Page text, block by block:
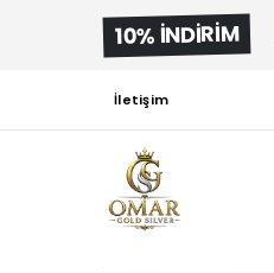
10% İNDİRİM
İletişim